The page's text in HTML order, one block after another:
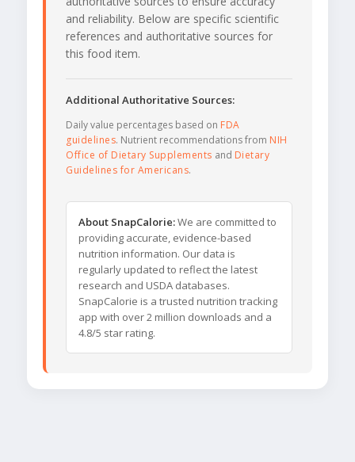
and reliability. Below are specific scientific
references and authoritative sources for
this food item.
Additional Authoritative Sources:
Daily value percentages based on FDA
guidelines. Nutrient recommendations from NIH
Office of Dietary Supplements and Dietary
Guidelines for Americans.
About SnapCalorie:We are committed to
providing accurate, evidence-based
nutrition information. Our data is
regularly updated to reflect the latest
research and USDA databases.
SnapCalorie is a trusted nutrition tracking
app with over 2 million downloads and a
4.8/5 star rating.